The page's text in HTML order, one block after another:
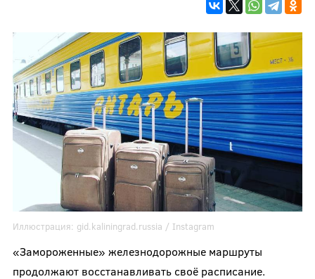
Иллюстрация: gid.kaliningrad.russia / Instagram
«Замороженные» железнодорожные маршруты
продолжают восстанавливать своё расписание.